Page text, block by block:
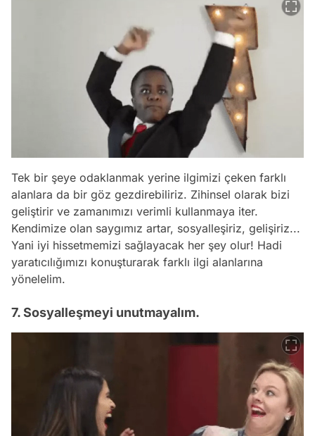
Tek bir şeye odaklanmak yerine ilgimizi çeken farklı
alanlara da bir göz gezdirebiliriz. Zihinsel olarak bizi
geliştirir ve zamanımızı verimli kullanmaya iter.
Kendimize olan saygımız artar, sosyalleşiriz, gelişiriz...
Yani iyi hissetmemizi sağlayacak her şey olur! Hadi
yaratıcılığımızı konuşturarak farklı ilgi alanlarına
yönelelim.
7. Sosyalleşmeyi unutmayalım.